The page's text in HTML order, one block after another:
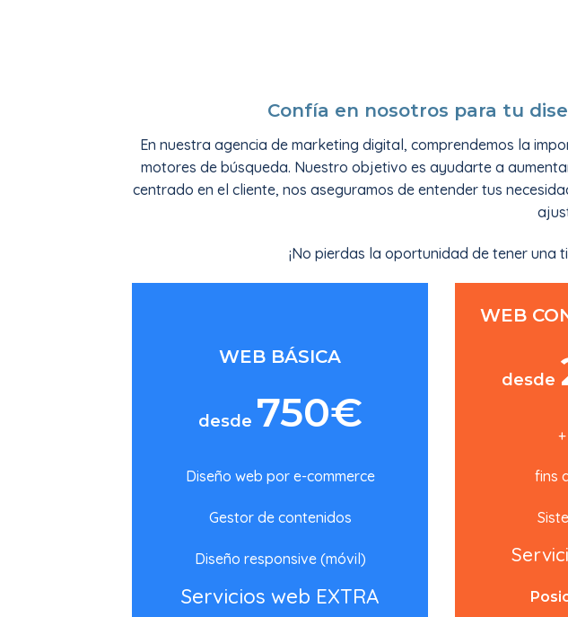
Confía en nosotros para tu
En nuestra agencia de marketing digital, comprendemos la
motores de búsqueda. Nuestro objetivo es ayudarte a
centrado en el cliente, nos aseguramos de entender tus
¡No pierdas la oportunidad de tener una
WEB BÁSICA
desde 750€
Diseño web por e-commerce
Gestor de contenidos
Diseño responsive (móvil)
Servicios web EXTRA
WEB
desde
fins